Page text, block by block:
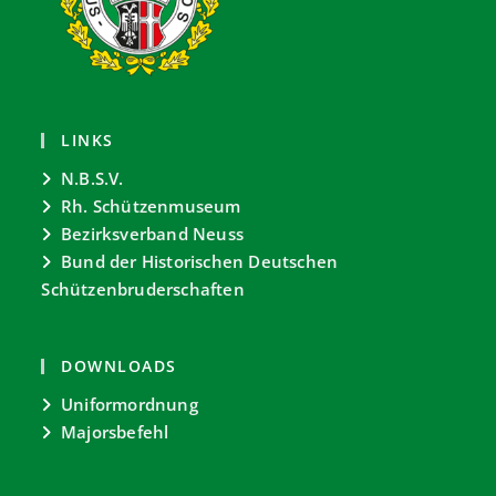
LINKS
N.B.S.V.
Rh. Schützenmuseum
Bezirksverband Neuss
Bund der Historischen Deutschen
Schützenbruderschaften
DOWNLOADS
Uniformordnung
Majorsbefehl